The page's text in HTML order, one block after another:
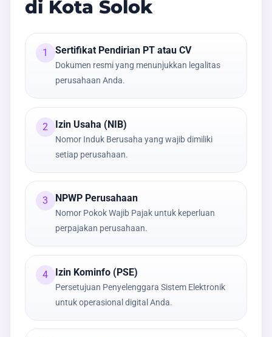
di Kota Solok
1 Sertifikat Pendirian PT atau CV
Dokumen resmi yang menunjukkan legalitas
perusahaan Anda.
2 Izin Usaha (NIB)
Nomor Induk Berusaha yang wajib dimiliki
setiap perusahaan.
3 NPWP Perusahaan
Nomor Pokok Wajib Pajak untuk keperluan
perpajakan perusahaan.
4 Izin Kominfo (PSE)
Persetujuan Penyelenggara Sistem Elektronik
untuk operasional digital Anda.